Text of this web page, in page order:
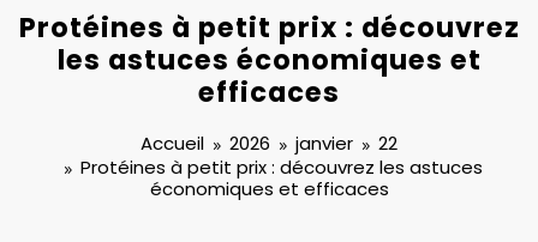
Protéines à petit prix : découvrez
les astuces économiques et
efficaces
Accueil 2026 janvier
22
Protéines à petit prix : découvrez les astuces
économiques et efficaces